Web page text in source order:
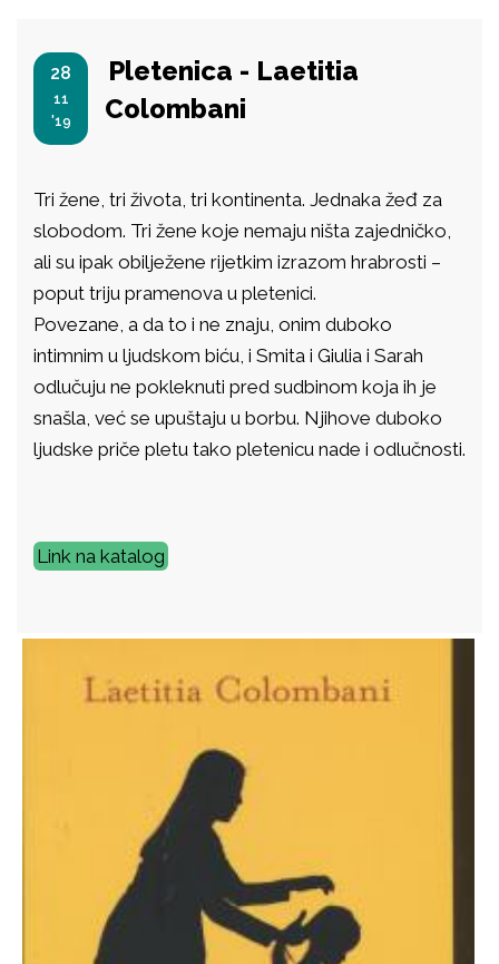
28
11
'19
Pletenica - Laetitia
Colombani
Tri žene, tri života, tri kontinenta. Jednaka žeđ za
slobodom. Tri žene koje nemaju ništa zajedničko,
ali su ipak obilježene rijetkim izrazom hrabrosti –
poput triju pramenova u pletenici.
Povezane, a da to i ne znaju, onim duboko
intimnim u ljudskom biću, i Smita i Giulia i Sarah
odlučuju ne pokleknuti pred sudbinom koja ih je
snašla, već se upuštaju u borbu. Njihove duboko
ljudske priče pletu tako pletenicu nade i odlučnosti.
Link na katalog